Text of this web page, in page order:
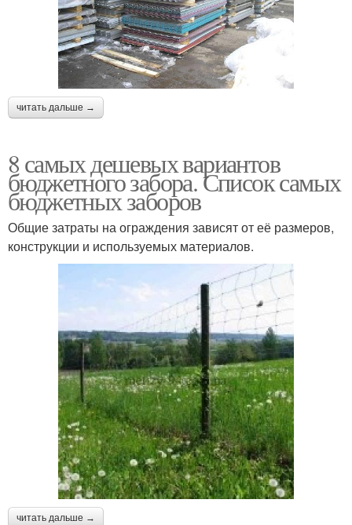
читать дальше →
8 самых дешевых вариантов
бюджетного забора. Список самых
бюджетных заборов
Общие затраты на ограждения зависят от её размеров,
конструкции и используемых материалов.
читать дальше →